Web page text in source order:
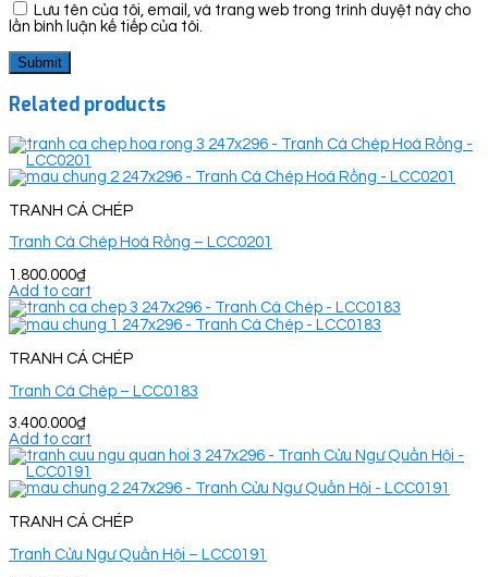
Lưu tên của tôi, email, và trang web trong trình duyệt này cho
lần bình luận kế tiếp của tôi.
Related products
TRANH CÁ CHÉP
Tranh Cá Chép Hoá Rồng – LCC0201
1.800.000₫
Add to cart
TRANH CÁ CHÉP
Tranh Cá Chép – LCC0183
3.400.000₫
Add to cart
TRANH CÁ CHÉP
Tranh Cửu Ngư Quần Hội – LCC0191